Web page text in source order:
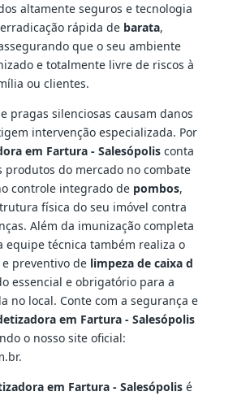
altamente seguros e tecnologia
rápida de barata,
que o seu ambiente
e totalmente livre de riscos à
ou clientes.
pragas silenciosas causam danos
intervenção especializada. Por
em Fartura - Salesópolisconta
produtos do mercado no combate
controle integrado de pombos,
física do seu imóvel contra
Além da imunização completa
equipe técnica também realiza o
preventivo de limpeza de caixa d
essencial e obrigatório para a
no local. Conte com a segurança e
em Fartura - Salesópolis
o nosso site oficial:
em Fartura - Salesópolisé